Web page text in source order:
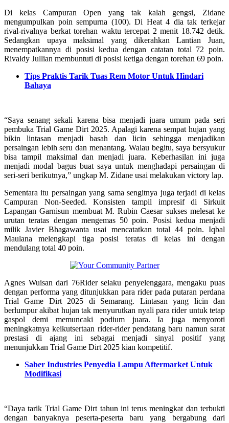
Di kelas Campuran Open yang tak kalah gengsi, Zidane
mengumpulkan poin sempurna (100). Di Heat 4 dia tak terkejar
rival-rivalnya berkat torehan waktu tercepat 2 menit 18.742 detik.
Sedangkan upaya maksimal yang dikerahkan Lantian Juan,
menempatkannya di posisi kedua dengan catatan total 72 poin.
Rivaldy Jullian membuntuti di posisi ketiga dengan torehan 69 poin.
Tips Praktis Tarik Tuas Rem Motor Untuk Hindari
Bahaya
“Saya senang sekali karena bisa menjadi juara umum pada seri
pembuka Trial Game Dirt 2025. Apalagi karena sempat hujan yang
bikin lintasan menjadi basah dan licin sehingga menjadikan
persaingan lebih seru dan menantang. Walau begitu, saya bersyukur
bisa tampil maksimal dan menjadi juara. Keberhasilan ini juga
menjadi modal bagus buat saya untuk menghadapi persaingan di
seri-seri berikutnya,” ungkap M. Zidane usai melakukan victory lap.
Sementara itu persaingan yang sama sengitnya juga terjadi di kelas
Campuran Non-Seeded. Konsisten tampil impresif di Sirkuit
Lapangan Garnisun membuat M. Rubin Caesar sukses melesat ke
urutan teratas dengan mengemas 50 poin. Posisi kedua menjadi
milik Javier Bhagawanta usai mencatatkan total 44 poin. Iqbal
Maulana melengkapi tiga posisi teratas di kelas ini dengan
mendulang total 40 poin.
Agnes Wuisan dari 76Rider selaku penyelenggara, mengaku puas
dengan performa yang ditunjukkan para rider pada putaran perdana
Trial Game Dirt 2025 di Semarang. Lintasan yang licin dan
berlumpur akibat hujan tak menyurutkan nyali para rider untuk tetap
gaspol demi memuncaki podium juara. Ia juga menyoroti
meningkatnya keikutsertaan rider-rider pendatang baru namun sarat
prestasi di ajang ini sebagai menjadi sinyal positif yang
menunjukkan Trial Game Dirt 2025 kian kompetitif.
Saber Industries Penyedia Lampu Aftermarket Untuk
Modifikasi
“Daya tarik Trial Game Dirt tahun ini terus meningkat dan terbukti
dengan banyaknya peserta-peserta baru yang bergabung dari